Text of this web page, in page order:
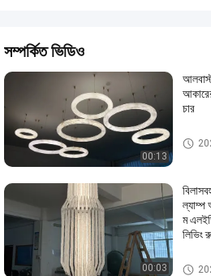
সম্পর্কিত ভিডিও
00:13
চার
বড়
00:03
ল্যাম্প
ম
লিভিং
বড়